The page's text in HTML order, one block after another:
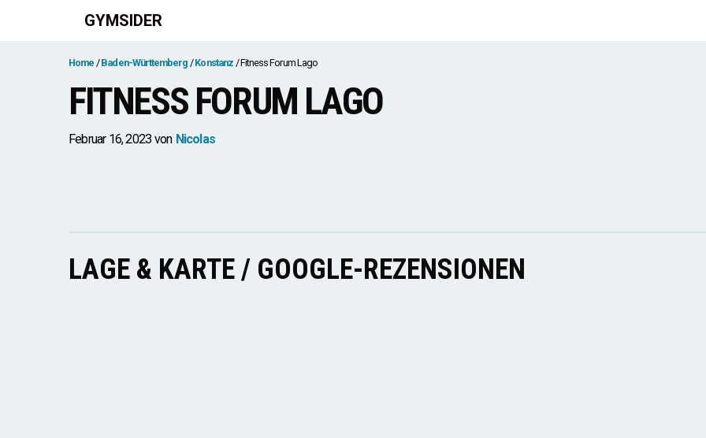
GYMSIDER
Home Baden-Württemberg Konstanz Fitness Forum Lago
FITNESS FORUM LAGO
Februar 16, 2023 von Nicolas
LAGE & KARTE / GOOGLE-REZENSIONEN